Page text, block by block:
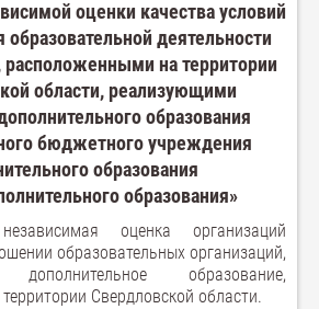
оценки качества условий
деятельности
расположенными на территории
области, реализующими
образования
бюджетного учреждения
образования
образования»
оценка организаций
образовательных организаций,
дополнительное образование,
Свердловской области.